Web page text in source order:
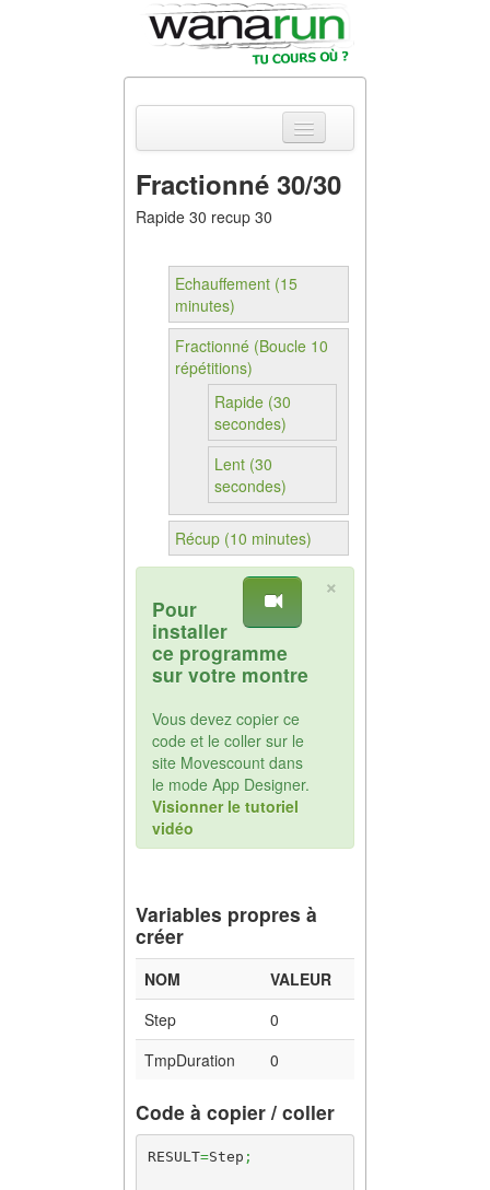
Actualités
Tests
Parcours &
Courses
Outils & Réseaux
Fractionné 30/30
Rapide 30 recup 30
Echauffement (15
minutes)
Fractionné (Boucle 10
répétitions)
Rapide (30
secondes)
Lent (30
secondes)
Récup (10 minutes)
×
Pour
installer
ce programme
sur votre montre
Vous devez copier ce
code et le coller sur le
site Movescount dans
le mode App Designer.
Visionner le tutoriel
vidéo
Variables propres à
créer
NOM
VALEUR
Step
0
TmpDuration
0
Code à copier / coller
RESULT=Step ;